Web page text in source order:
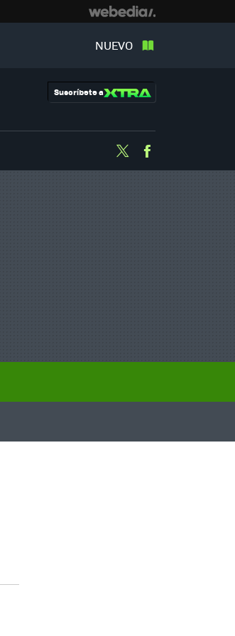
NUEVO
Suscríbete a
Twitter